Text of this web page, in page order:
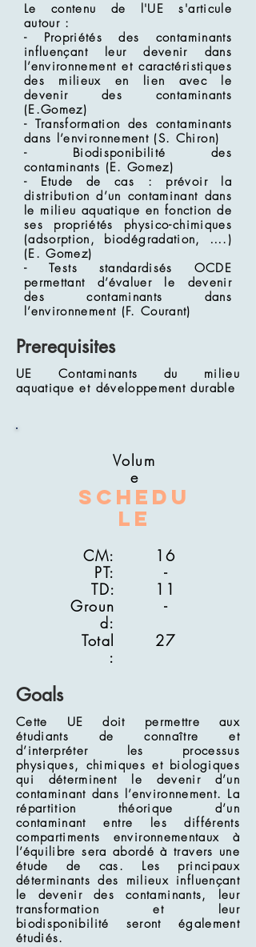
Le contenu de l'UE s'articule
autour :
- Propriétés des contaminants
influençant leur devenir dans
l’environnement et caractéristiques
des milieux en lien avec le
devenir des contaminants
(E.Gomez)
- Transformation des contaminants
dans l’environnement (S. Chiron)
- Biodisponibilité des
contaminants (E. Gomez)
- Etude de cas : prévoir la
distribution d’un contaminant dans
le milieu aquatique en fonction de
ses propriétés physico-chimiques
(adsorption, biodégradation, ….)
(E. Gomez)
- Tests standardisés OCDE
permettant d’évaluer le devenir
des contaminants dans
l’environnement (F. Courant)
Prerequisites
UE Contaminants du milieu
aquatique et développement durable
Volum
e
Schedu
le
CM:
PT:
TD:
Groun
d:
Total
:
16
-
11
-
27
Goals
Cette UE doit permettre aux
étudiants de connaître et
d’interpréter les processus
physiques, chimiques et biologiques
qui déterminent le devenir d’un
contaminant dans l’environnement. La
répartition théorique d’un
contaminant entre les différents
compartiments environnementaux à
l’équilibre sera abordé à travers une
étude de cas. Les principaux
déterminants des milieux influençant
le devenir des contaminants, leur
transformation et leur
biodisponibilité seront également
étudiés.